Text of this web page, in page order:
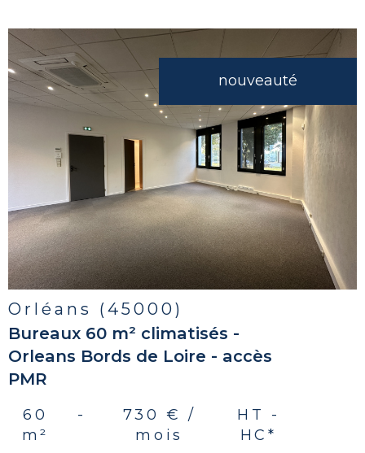
nouveauté
voir le
bien
Orléans (45000)
Bureaux 60 m² climatisés -
Orleans Bords de Loire - accès
PMR
60
m²
-
730 € /
mois
HT -
HC*